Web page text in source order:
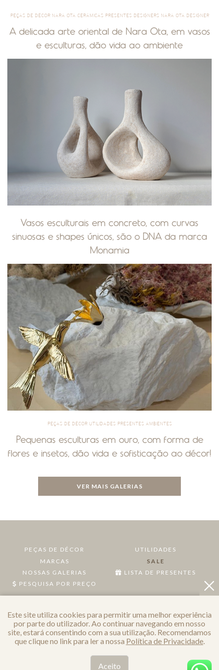
PEÇAS DE DÉCOR NARA OTA CERÂMICAS PRESENTES DESIGNERS NARA OTA DESIGNER
A delicada arte oriental de Nara Ota, em vasos
e esculturas, dão vida ao ambiente
Vasos esculturais em concreto, com curvas
sinuosas e shapes únicos, são o DNA da marca
Monamia
PEÇAS DE DÉCOR UTILIDADES PRESENTES AMBIENTES
Pequenas esculturas em ouro, com forma de
flores e insetos, dão vida e sofisticação ao décor!
VER MAIS GALERIAS
PEÇAS DE DÉCOR
UTILIDADES
MARCAS
SALE
NOSSAS GALERIAS
LISTA DE PRESENTES
PESQUISA POR PREÇO
Este site utiliza cookies para permitir uma melhor experiência
por parte do utilizador. Ao continuar navegando em nosso
site, estará consentindo com a sua utilização. Recomendamos
que clique no link para ler a nossa Política de Privacidade.
Aceito